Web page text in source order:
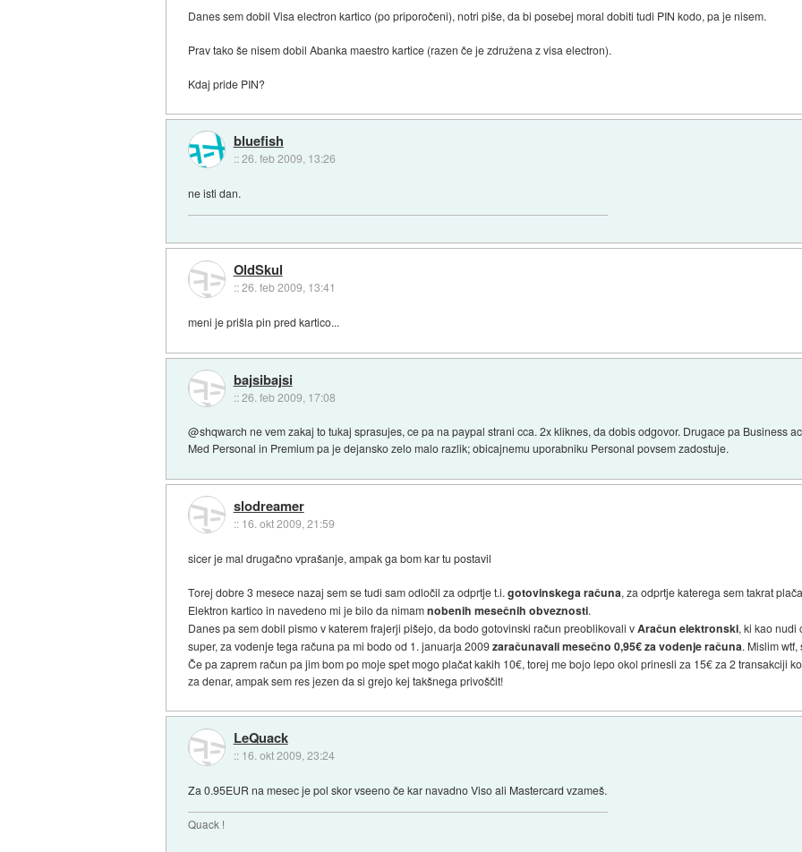
Danes sem dobil Visa electron kartico (po priporočeni), notri piše, da bi posebej moral dobiti tudi PIN kodo, pa je nisem.
Prav tako še nisem dobil Abanka maestro kartice (razen če je združena z visa electron).
Kdaj pride PIN?
bluefish
::26. feb 2009, 13:26
ne isti dan.
OldSkul
::26. feb 2009, 13:41
meni je prišla pin pred kartico...
bajsibajsi
::26. feb 2009, 17:08
@shqwarch ne vem zakaj to tukaj sprasujes, ce pa na paypal strani cca. 2x kliknes, da dobis odgovor. Drugace pa Business
Med Personal in Premium pa je dejansko zelo malo razlik; obicajnemu uporabniku Personal povsem zadostuje.
slodreamer
:: 16. okt 2009, 21:59
sicer je mal drugačno vprašanje, ampak ga bom kar tu postavil
Torej dobre 3 mesece nazaj sem se tudi sam odločil za odprtje t.i.gotovinskega računa, za odprtje katerega sem takrat
Elektron kartico in navedeno mi je bilo da nimamnobenih mesečnih obveznosti.
Danes pa sem dobil pismo v katerem frajerji pišejo, da bodo gotovinski račun preoblikovali vAračun elektronski, ki kao nudi
super, za vodenje tega računa pa mi bodo od 1. januarja 2009zaračunavali mesečno 0,95€ za vodenje računa. Mislim
Če pa zaprem račun pa jim bom po moje spet mogo plačat kakih 10€, torej me bojo lepo okol prinesli za 15€ za 2 transakciji
za denar, ampak sem res jezen da si grejo kej takšnega privoščit!
LeQuack
:: 16. okt 2009, 23:24
Za 0.95EUR na mesec je pol skor vseeno če kar navadno Viso ali Mastercard vzameš.
Quack !